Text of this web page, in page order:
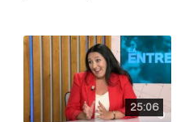
25:06